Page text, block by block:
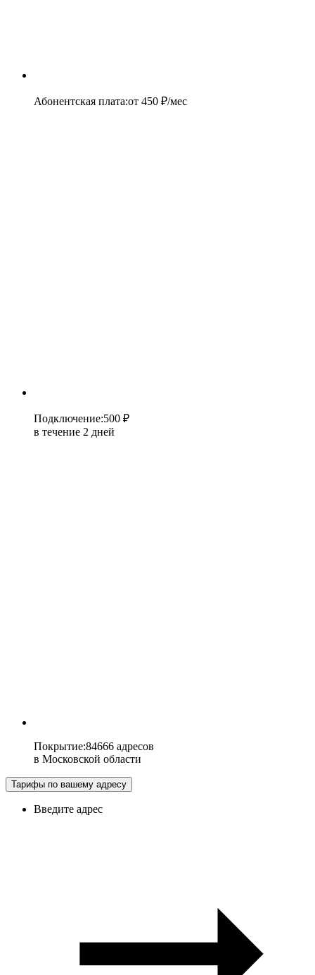
Абонентская плата:от 450 ₽/мес
Подключение:500 ₽
в течение 2 дней
Покрытие:84666 адресов
в Московской области
Тарифы по вашему адресу
Введите адрес